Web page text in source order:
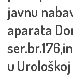
javnu
aparata
u